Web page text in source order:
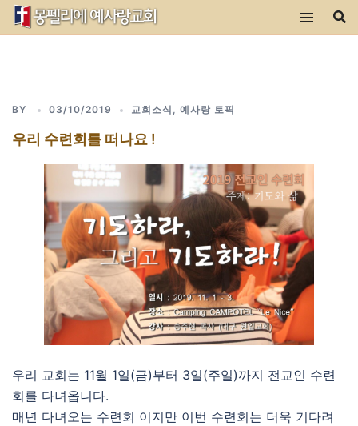
Skip
BY 03/10/2019 교회소식 , 예사랑 토픽
우리 수련회를 떠나요 !
우리 교회는 11월 1일(금)부터 3일(주일)까지 전교인 수련
회를 다녀옵니다.
매년 다녀오는 수련회 이지만 이번 수련회는 더욱 기다려